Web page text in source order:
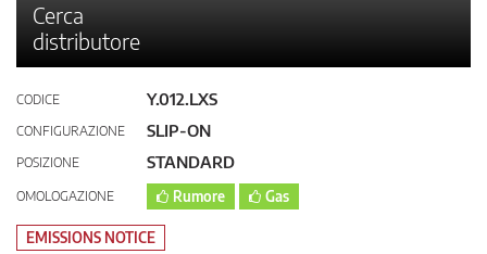
Cerca
distributore
CODICE Y.012.LXS
CONFIGURAZIONE SLIP-ON
POSIZIONE STANDARD
OMOLOGAZIONE Rumore Gas
EMISSIONS NOTICE